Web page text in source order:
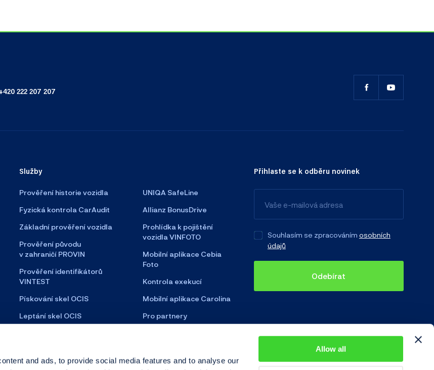
and ads, to provide social media features and to analyse our
Allow all
222 207 207
Služby
Prověření historie vozidla
Fyzická kontrola CarAudit
Základní prověření vozidla
Prověření původu
v zahraničí PROVIN
Prověření identifikátorů
VINTEST
Pískování skel OCIS
Leptání skel OCIS
UNIQA SafeLine
Allianz BonusDrive
Prohlídka k pojištění
vozidla VINFOTO
Mobilní aplikace Cebia
Foto
Kontrola exekucí
Mobilní aplikace Carolina
Pro partnery
Přihlaste se k odběru novinek
Souhlasím se zpracováním osobních
údajů
Odebírat